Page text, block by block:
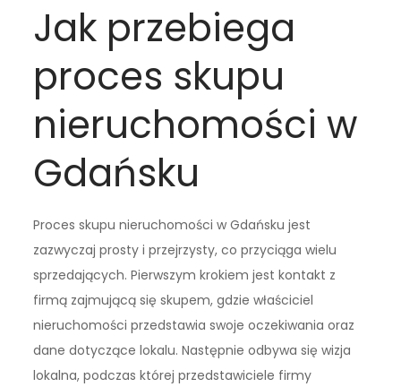
Jak przebiega
proces skupu
nieruchomości w
Gdańsku
Proces skupu nieruchomości w Gdańsku jest
zazwyczaj prosty i przejrzysty, co przyciąga wielu
sprzedających. Pierwszym krokiem jest kontakt z
firmą zajmującą się skupem, gdzie właściciel
nieruchomości przedstawia swoje oczekiwania oraz
dane dotyczące lokalu. Następnie odbywa się wizja
lokalna, podczas której przedstawiciele firmy